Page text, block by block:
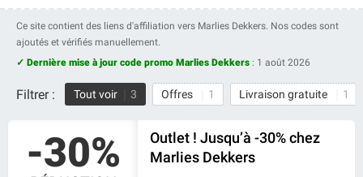
Ce site contient des liens d'affiliation vers Marlies Dekkers. Nos codes sont
ajoutés et vérifiés manuellement.
✓ Dernière mise à jour code promo Marlies Dekkers : 1 août 2026
Filtrer : Tout voir 3 Offres 1 Livraison gratuite 1
-30%
Outlet ! Jusqu’à -30% chez
Marlies Dekkers